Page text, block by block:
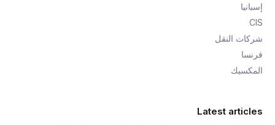
إسبانيا
CIS
شركات النقل
فرنسا
المكسيك
Latest articles